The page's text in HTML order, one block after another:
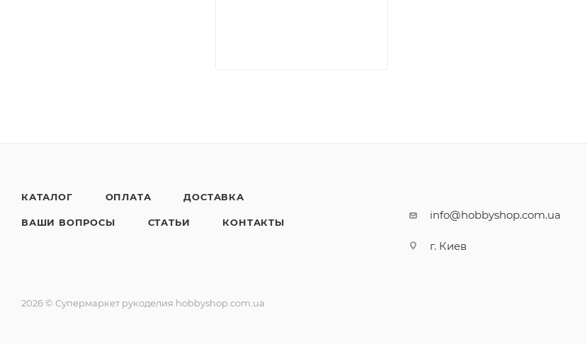
КАТАЛОГ ОПЛАТА ДОСТАВКА
ВАШИ ВОПРОСЫ СТАТЬИ КОНТАКТЫ
info@hobbyshop.com.ua
г. Киев
2026 © Супермаркет рукоделия hobbyshop.com.ua